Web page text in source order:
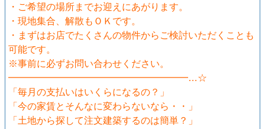
・ご希望の場所までお迎えにあがります。
・現地集合、解散もＯＫです。
・まずはお店でたくさんの物件からご検討いただくことも
可能です。
※事前に必ずお問い合わせください。
━━━━━━━━━━━━━━━━━━━…☆
「毎月の支払いはいくらになるの？」
「今の家賃とそんなに変わらないなら・・」
「土地から探して注文建築するのは簡単？」